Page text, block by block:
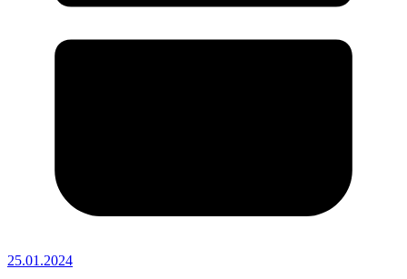
25.01.2024